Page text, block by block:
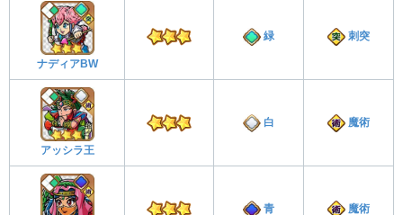
ナディアBW
緑 刺突
アッシラ王
白 魔術
青 魔術